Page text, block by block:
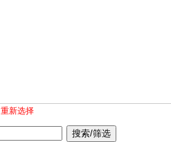
重新选择